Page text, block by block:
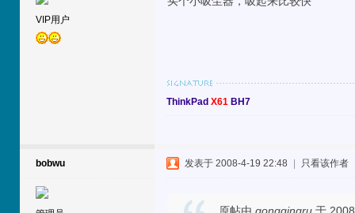
VIP用户
ThinkPad X61BH7
bobwu 发表于 2008-4-19 22:48 只看该作者